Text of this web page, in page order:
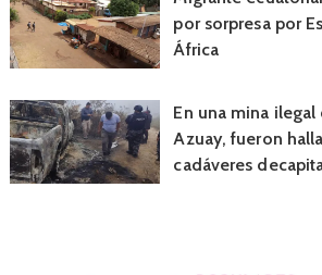
por sorpresa por
África
En una mina ilegal
Azuay, fueron
cadáveres